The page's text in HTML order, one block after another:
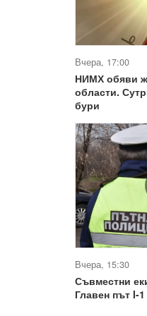
Вчера, 17:00
НИМХ обяви
области.
бури
Вчера, 15:30
Съвместни
Главен път I-